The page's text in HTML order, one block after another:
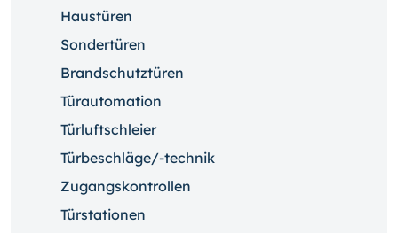
Haustüren
Sondertüren
Brandschutztüren
Türautomation
Türluftschleier
Türbeschläge/-technik
Zugangskontrollen
Türstationen